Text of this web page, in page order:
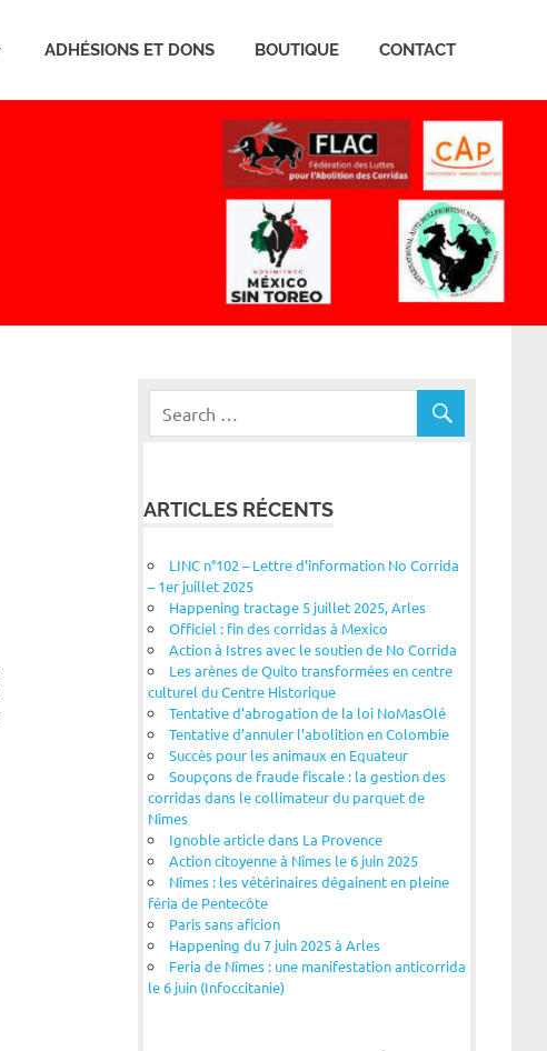
ADHÉSIONS ET DONS BOUTIQUE CONTACT
ARTICLES RÉCENTS
LINC n°102 – Lettre d’information No Corrida
– 1er juillet 2025
Happening tractage 5 juillet 2025, Arles
Officiel : fin des corridas à Mexico
Action à Istres avec le soutien de No Corrida
Les arènes de Quito transformées en centre
culturel du Centre Historique
Tentative d’abrogation de la loi NoMasOlé
Tentative d’annuler l’abolition en Colombie
Succès pour les animaux en Equateur
Soupçons de fraude fiscale : la gestion des
corridas dans le collimateur du parquet de
Nîmes
Ignoble article dans La Provence
Action citoyenne à Nîmes le 6 juin 2025
Nîmes : les vétérinaires dégainent en pleine
féria de Pentecôte
Paris sans aficion
Happening du 7 juin 2025 à Arles
Feria de Nîmes : une manifestation anticorrida
le 6 juin (Infoccitanie)